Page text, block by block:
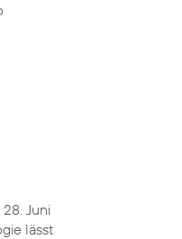
Juni
lässt